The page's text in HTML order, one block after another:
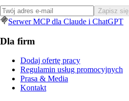
Zapisz się
Serwer MCP dla Claude i ChatGPT
Dla firm
Dodaj ofertę pracy
Regulamin usług promocyjnych
Prasa & Media
Kontakt